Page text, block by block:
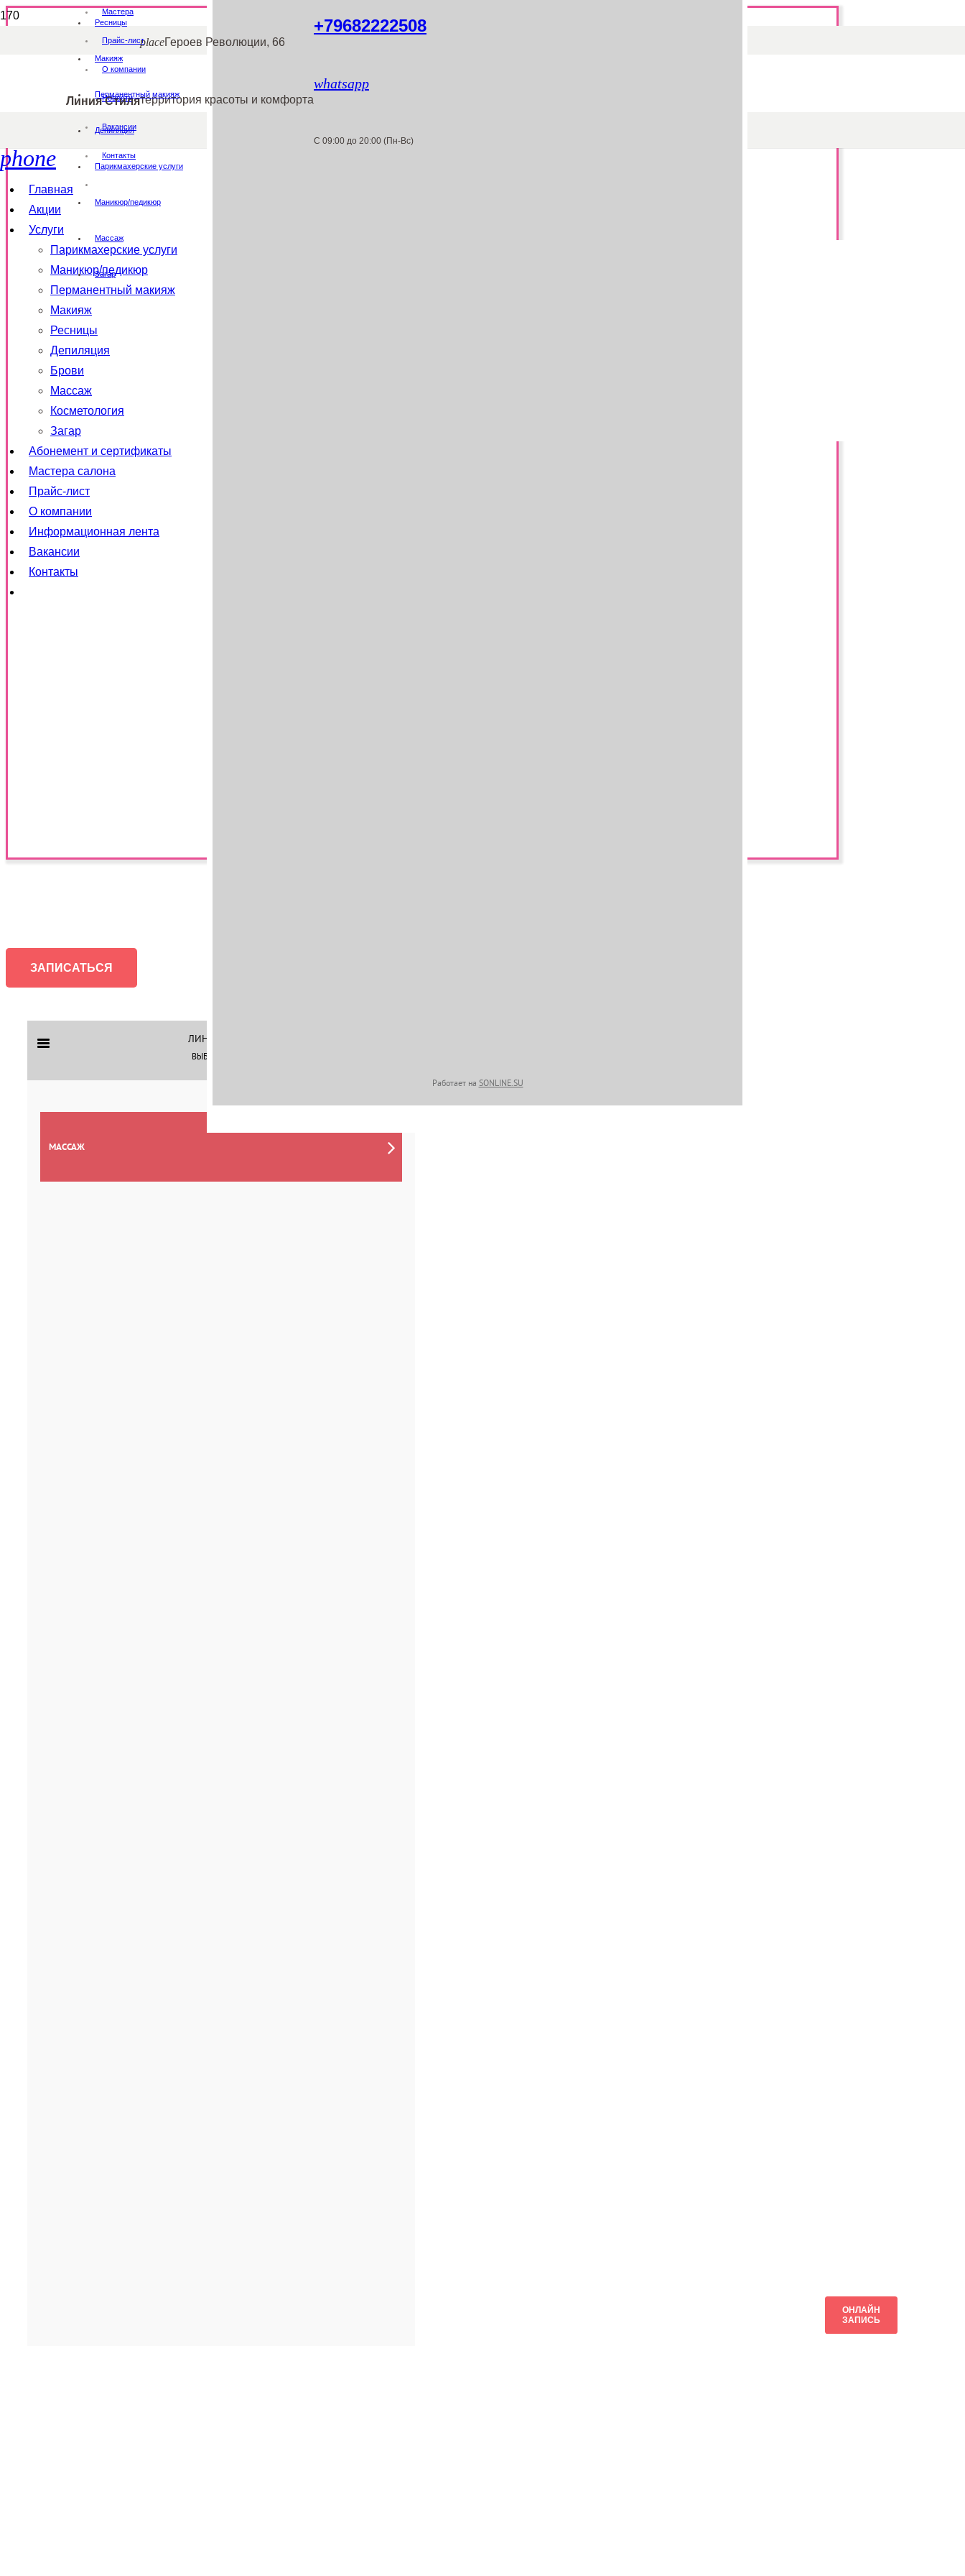
Мастера
Прайс-лист
О компании
Новости
Вакансии
Контакты
Линия Стиля
placeГероев Революции, 66
территория красоты и комфорта
+79682222508
whatsapp
C 09:00 до 20:00 (Пн-Вс)
Ресницы
Макияж
Перманентный макияж
Депиляция
Парикмахерские услуги
Маникюр/педикюр
Массаж
Загар
phone
Главная
Акции
Услуги
Парикмахерские услуги
Маникюр/педикюр
Перманентный макияж
Макияж
Ресницы
Депиляция
Брови
Массаж
Косметология
Загар
Абонемент и сертификаты
Мастера салона
Прайс-лист
О компании
Информационная лента
Вакансии
Контакты
ЗАПИСАТЬСЯ
ОНЛАЙН
ЗАПИСЬ